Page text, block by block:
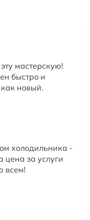
мастерскую!
быстро и
как новый.
холодильника -
цена за услуги
всем!